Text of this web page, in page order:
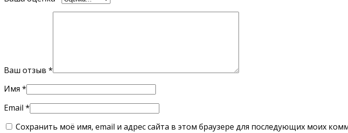
Ваш отзыв *
Имя *
Email *
Сохранить моё имя, email и адрес сайта в этом браузере для последующих моих